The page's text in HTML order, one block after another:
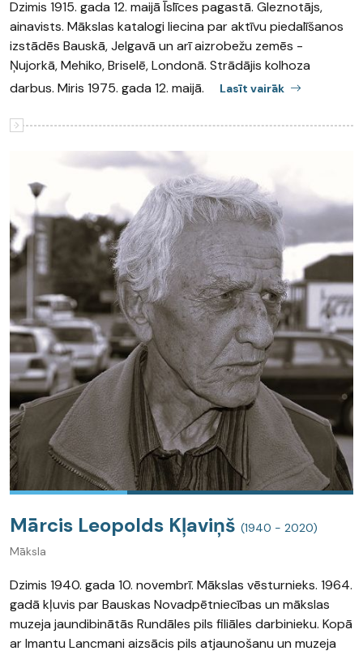
Dzimis 1915. gada 12. maijā Īslīces pagastā. Gleznotājs,
ainavists. Mākslas katalogi liecina par aktīvu piedalīšanos
izstādēs Bauskā, Jelgavā un arī aizrobežu zemēs -
Ņujorkā, Mehiko, Briselē, Londonā. Strādājis kolhoza
darbus. Miris 1975. gada 12. maijā.
Lasīt vairāk
Mārcis Leopolds Kļaviņš (1940 - 2020)
Māksla
Dzimis 1940. gada 10. novembrī. Mākslas vēsturnieks. 1964.
gadā kļuvis par Bauskas Novadpētniecības un mākslas
muzeja jaundibinātās Rundāles pils filiāles darbinieku. Kopā
ar Imantu Lancmani aizsācis pils atjaunošanu un muzeja